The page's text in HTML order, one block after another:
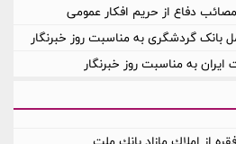
دفاع از حریم افکار عمومی
بانک گردشگری به مناسبت روز خبرنگار
ایران به مناسبت روز خبرنگار